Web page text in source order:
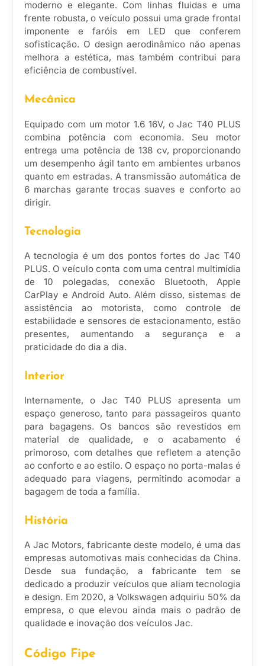
moderno e elegante. Com linhas fluidas e uma
frente robusta, o veículo possui uma grade frontal
imponente e faróis em LED que conferem
sofisticação. O design aerodinâmico não apenas
melhora a estética, mas também contribui para
eficiência de combustível.
Mecânica
Equipado com um motor 1.6 16V, o Jac T40 PLUS
combina potência com economia. Seu motor
entrega uma potência de 138 cv, proporcionando
um desempenho ágil tanto em ambientes urbanos
quanto em estradas. A transmissão automática de
6 marchas garante trocas suaves e conforto ao
dirigir.
Tecnologia
A tecnologia é um dos pontos fortes do Jac T40
PLUS. O veículo conta com uma central multimídia
de 10 polegadas, conexão Bluetooth, Apple
CarPlay e Android Auto. Além disso, sistemas de
assistência ao motorista, como controle de
estabilidade e sensores de estacionamento, estão
presentes, aumentando a segurança e a
praticidade do dia a dia.
Interior
Internamente, o Jac T40 PLUS apresenta um
espaço generoso, tanto para passageiros quanto
para bagagens. Os bancos são revestidos em
material de qualidade, e o acabamento é
primoroso, com detalhes que refletem a atenção
ao conforto e ao estilo. O espaço no porta-malas é
adequado para viagens, permitindo acomodar a
bagagem de toda a família.
História
A Jac Motors, fabricante deste modelo, é uma das
empresas automotivas mais conhecidas da China.
Desde sua fundação, a fabricante tem se
dedicado a produzir veículos que aliam tecnologia
e design. Em 2020, a Volkswagen adquiriu 50% da
empresa, o que elevou ainda mais o padrão de
qualidade e inovação dos veículos Jac.
Código Fipe